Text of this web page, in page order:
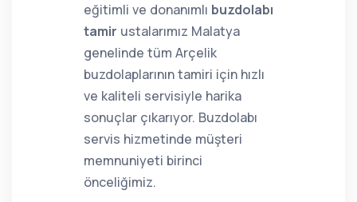
eğitimli ve donanımlı buzdolabı
tamir ustalarımız Malatya
genelinde tüm Arçelik
buzdolaplarının tamiri için hızlı
ve kaliteli servisiyle harika
sonuçlar çıkarıyor. Buzdolabı
servis hizmetinde müşteri
memnuniyeti birinci
önceliğimiz.